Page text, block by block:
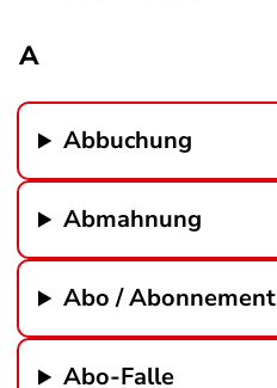
A
Abbuchung
Abmahnung
Abo / Abonnement
Abo-Falle